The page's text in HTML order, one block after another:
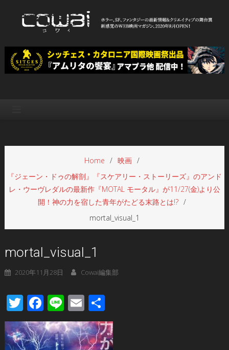
WEB映画マガジン「cowai コ
ワイ」
Home
映画
『ジェーン・ドゥの解剖』『スケアリー・ストーリーズ』のアンド
レ・ウーヴレダルの最新作『MOTAL モータル』が11/27(金)より公
開！神の力を宿した青年がたどる末路とは!?
mortal_visual_1
mortal_visual_1
2020年11月28日 Cowai編集部
Twitter
Facebook
LineEmail
有